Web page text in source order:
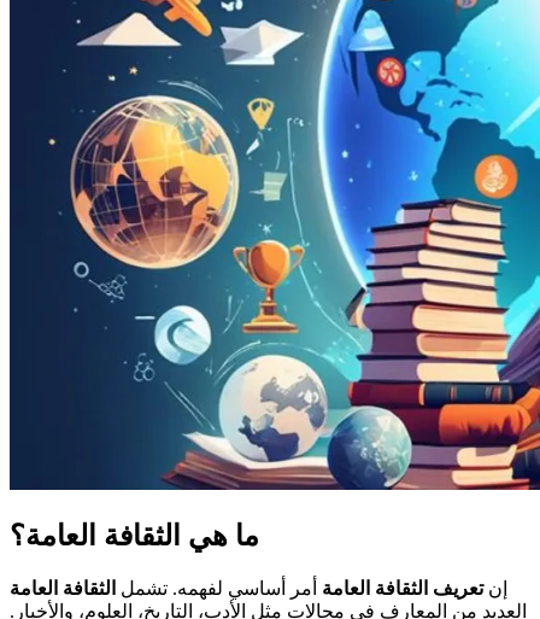
ما هي الثقافة العامة؟
إنتعريف الثقافة العامة أمر أساسي لفهمه. تشمل الثقافة العامة
العديد من المعارف في مجالات مثل الأدب، التاريخ، العلوم، والأخبار.